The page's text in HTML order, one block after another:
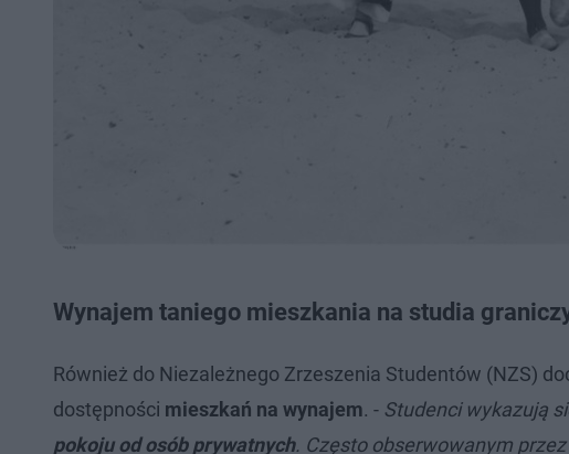
Wynajem taniego mieszkania na studia
Również do Niezależnego Zrzeszenia Studentów (NZS)
dostępności mieszkań na wynajem. - Studenci wykazują
pokoju od osób prywatnych. Często obserwowanym